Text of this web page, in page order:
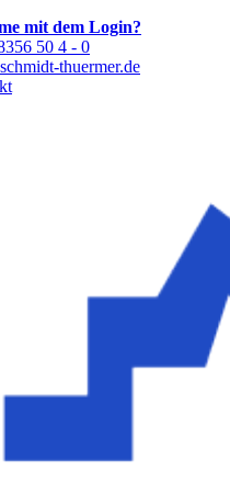
mit dem Login?
50 4 - 0
thuermer.de